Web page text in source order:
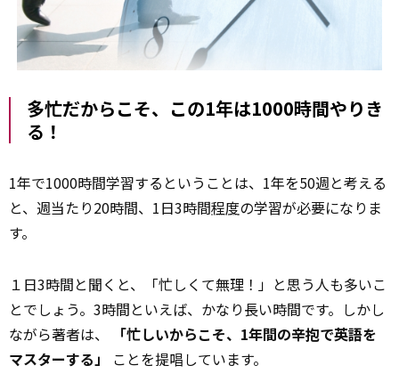
多忙だからこそ、この1年は1000時間やりき
る！
1年で1000時間学習するということは、1年を50週と考える
と、週当たり20時間、1日3時間程度の学習が必要になりま
す。
１日3時間と聞くと、「忙しくて無理！」と思う人も多いこ
とでしょう。3時間といえば、かなり長い時間です。しかし
ながら著者は、
「忙しいからこそ、1年間の辛抱で英語を
マスターする」
ことを提唱しています。